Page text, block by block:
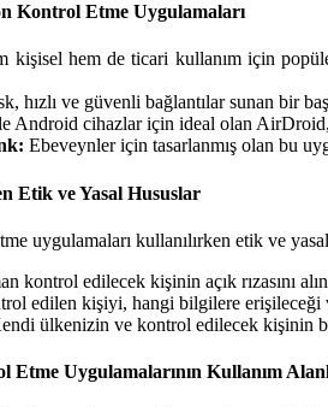
Kontrol Etme Uygulamaları
kişisel hem de ticari kullanım için
hızlı ve güvenli bağlantılar sunan bir
Android cihazlar için ideal olan
Ebeveynler için tasarlanmış olan bu
Etik ve Yasal Hususlar
uygulamaları kullanılırken etik ve
kontrol edilecek kişinin açık rızasını
edilen kişiyi, hangi bilgilere erişileceği
ülkenizin ve kontrol edilecek kişinin
Etme Uygulamalarının Kullanım